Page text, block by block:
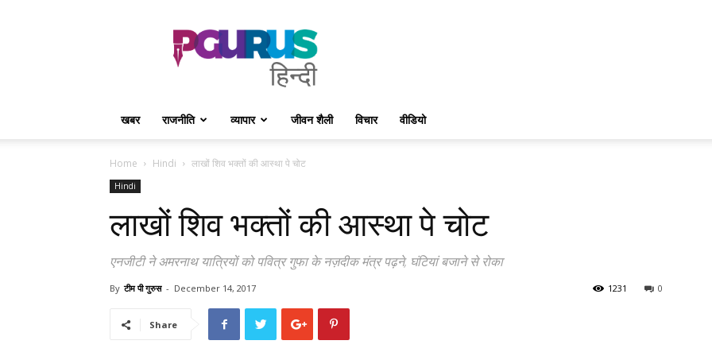
PGurus
Hindi
खबर राजनीति व्यापार जीवन शैली विचार वीडियो
Home Hindi लाखों शिव भक्तों की आस्था पे चोट
Hindi
लाखों शिव भक्तों की आस्था पे चोट
एनजीटी ने अमरनाथ यात्रियों को पवित्र गुफा के नज़दीक मंत्र पढ़ने, घंटियां बजाने से रोका
By टीम पी गुरुस - December 14, 2017 0
1231
Share